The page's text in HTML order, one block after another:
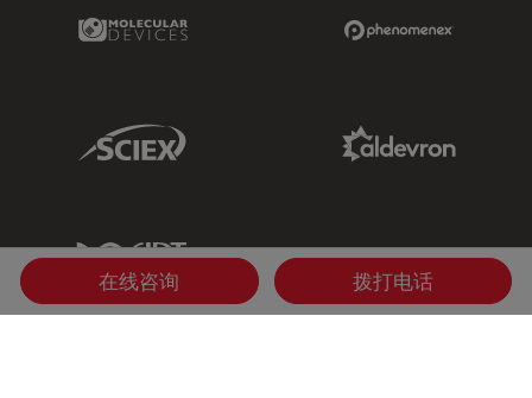
Molecular Devices Link
Sciex Link
IDT Link
在线咨询 拨打电话